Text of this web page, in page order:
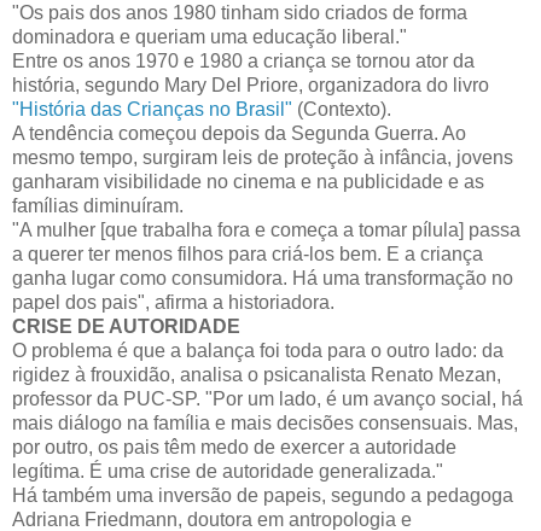
"Os pais dos anos 1980 tinham sido criados de forma
dominadora e queriam uma educação liberal."
Entre os anos 1970 e 1980 a criança se tornou ator da
história, segundo Mary Del Priore, organizadora do livro
"História das Crianças no Brasil" (Contexto).
A tendência começou depois da Segunda Guerra. Ao
mesmo tempo, surgiram leis de proteção à infância, jovens
ganharam visibilidade no cinema e na publicidade e as
famílias diminuíram.
"A mulher [que trabalha fora e começa a tomar pílula] passa
a querer ter menos filhos para criá-los bem. E a criança
ganha lugar como consumidora. Há uma transformação no
papel dos pais", afirma a historiadora.
CRISE DE AUTORIDADE
O problema é que a balança foi toda para o outro lado: da
rigidez à frouxidão, analisa o psicanalista Renato Mezan,
professor da PUC-SP. "Por um lado, é um avanço social, há
mais diálogo na família e mais decisões consensuais. Mas,
por outro, os pais têm medo de exercer a autoridade
legítima. É uma crise de autoridade generalizada."
Há também uma inversão de papeis, segundo a pedagoga
Adriana Friedmann, doutora em antropologia e